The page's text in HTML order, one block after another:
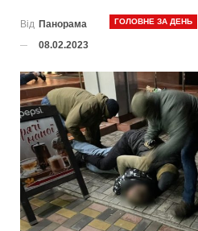
ГОЛОВНЕ ЗА ДЕНЬ
Від Панорама
08.02.2023